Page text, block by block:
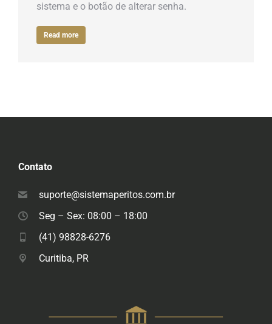
sistema e o botão de alterar senha.
Read more
Contato
suporte@sistemaperitos.com.br
Seg – Sex: 08:00 – 18:00
(41) 98828-6276
Curitiba, PR